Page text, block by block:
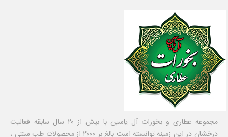
مجموعه عطاری و بخورات آل یاسین با بیش از ۲۰ سال سابقه فعالیت
درخشان در این زمینه توانسته است بالغ بر ۲۰۰۰ از محصولات طب سنتی ،